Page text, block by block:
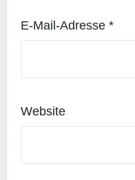
E-Mail-Adresse *
Website